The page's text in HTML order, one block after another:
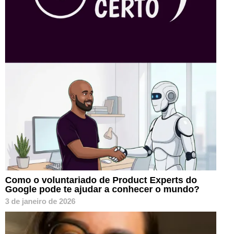
Como o voluntariado de Product Experts do
Google pode te ajudar a conhecer o mundo?
3 de janeiro de 2026